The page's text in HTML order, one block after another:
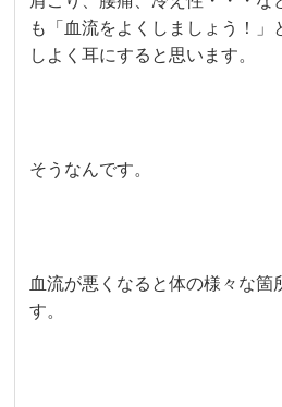
も「血流をよくしましょう！」
しよく耳にすると思います。
そうなんです。
血流が悪くなると体の様々な箇
す。